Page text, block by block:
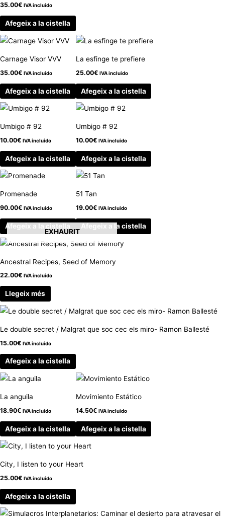
35.00€ IVA incluido
Afegeix a la cistella
Carnage Visor VVV
35.00€ IVA incluido
Afegeix a la cistella
La esfinge te prefiere
25.00€ IVA incluido
Afegeix a la cistella
Umbigo # 92
10.00€ IVA incluido
Afegeix a la cistella
Umbigo # 92
10.00€ IVA incluido
Afegeix a la cistella
Promenade
90.00€ IVA incluido
Afegeix a la cistella
51 Tan
19.00€ IVA incluido
Afegeix a la cistella
EXHAURIT
Ancestral Recipes, Seed of Memory
22.00€ IVA incluido
Llegeix més
Le double secret / Malgrat que soc cec els miro- Ramon Ballesté
15.00€ IVA incluido
Afegeix a la cistella
La anguila
18.90€ IVA incluido
Afegeix a la cistella
Movimiento Estático
14.50€ IVA incluido
Afegeix a la cistella
City, I listen to your Heart
25.00€ IVA incluido
Afegeix a la cistella